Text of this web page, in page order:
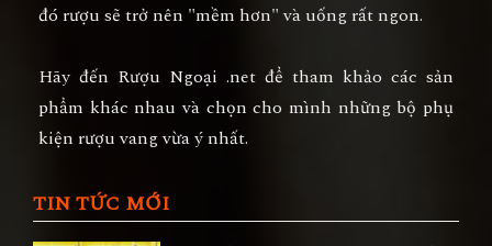
đó rượu sẽ trở nên "mềm hơn" và uống rất ngon.
Hãy đến Rượu Ngoại .net để tham khảo các sản
phẩm khác nhau và chọn cho mình những bộ phụ
kiện rượu vang vừa ý nhất.
TIN TỨC MỚI